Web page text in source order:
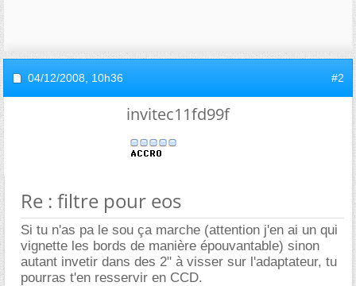
04/12/2008, 10h36 #2
invitec11fd99f
Re : filtre pour eos
Si tu n'as pa le sou ça marche (attention j'en ai un qui
vignette les bords de manière épouvantable) sinon
autant invetir dans des 2" à visser sur l'adaptateur, tu
pourras t'en resservir en CCD.